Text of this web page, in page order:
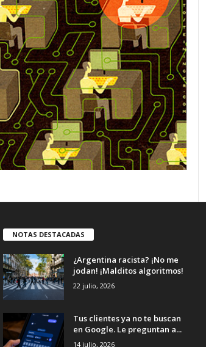
NOTAS DESTACADAS
¿Argentina racista? ¡No me
jodan! ¡Malditos algoritmos!
22 julio, 2026
Tus clientes ya no te buscan
en Google. Le preguntan a...
14 julio, 2026